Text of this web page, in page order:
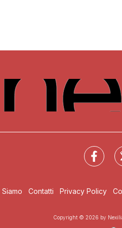
Siamo Contatti Privacy Policy
Copyright © 2026 by